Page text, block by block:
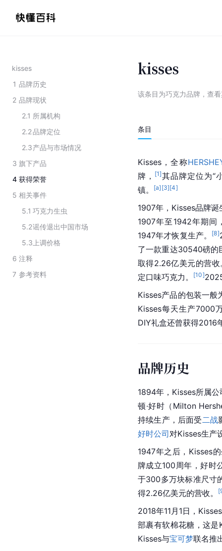
kisses
1 品牌历史
2 品牌现状
2.1 所属机构
2.2品牌定位
2.3产品与市场情况
3 旗下产品
4 获得荣誉
5 相关事件
5.1 巧克力生虫
5.2谣传退出中国市场
5.3 上调价格
6 注释
7 参考资料
kisses
该条目为巧克力品牌 ， 查看
条目
Kisses，全称
牌， [1]其品牌定位为“
镇。
[a] [3][4]
1907年，Kisses品牌
1907年至1942年期间
1947年才恢复生产。
[8]
了一款重达30540磅的
取得2.26亿美元的营收
定口味巧克力。
[10]
Kisses产品的包装一般
Kisses每天生产7000
DIY礼盒还曾获得2016
品牌历史
1894年，Kisses所属
顿·好时（Milton
持续生产，后面受 二战
好时公司对Kisses生产
1947年之后，Kisses
牌成立100周年，好时
于300多万块标准尺寸
得2.26亿美元的营收。
[
2018年11月1日，
部裹有软棉花糖，这
Kisses与宝可梦联名推